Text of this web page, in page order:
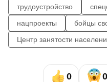
трудоустройство
нацпроекты
бойцы
Центр занятости
0 0